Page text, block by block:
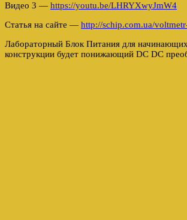
Видео 3 — https://youtu.be/LHRYXwyJmW4
Статья на сайте — http://schip.com.ua/
Лабораторный Блок Питания для
конструкции будет понижающий DC DC